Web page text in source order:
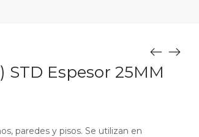
Espesor 25MM
paredes y pisos. Se utilizan en